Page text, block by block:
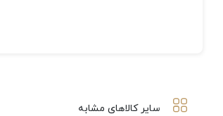
سایر کالاهای مشابه